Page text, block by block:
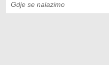
Gdje se nalazimo